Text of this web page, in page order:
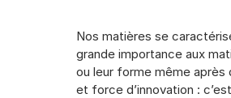
Nos matières se
grande importance aux
ou leur forme même
et force d’innovation :